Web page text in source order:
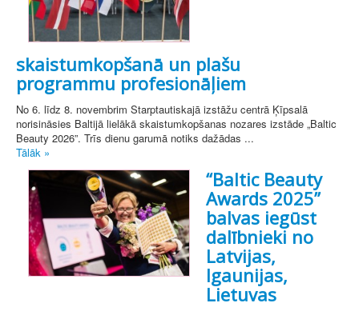
skaistumkopšanā un plašu
programmu profesionāļiem
No 6. līdz 8. novembrim Starptautiskajā izstāžu centrā Ķīpsalā
norisināsies Baltijā lielākā skaistumkopšanas nozares izstāde „Baltic
Beauty 2026”. Trīs dienu garumā notiks dažādas ...
Tālāk »
“Baltic Beauty
Awards 2025”
balvas iegūst
dalībnieki no
Latvijas,
Igaunijas,
Lietuvas